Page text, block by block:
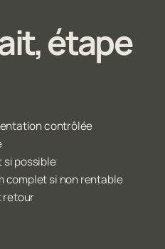
étape
contrôlée
si possible
complet si non rentable
retour